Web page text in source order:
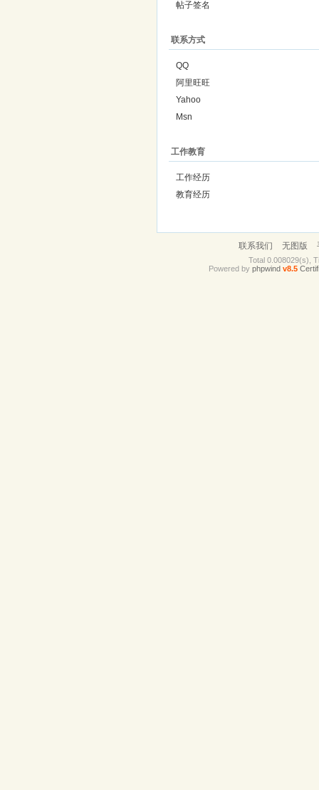
帖子签名
联系方式
QQ
阿里旺旺
Yahoo
Msn
工作教育
工作经历
教育经历
联系我们 无图版
Total 0.008029(s),
Powered by phpwind v8.5